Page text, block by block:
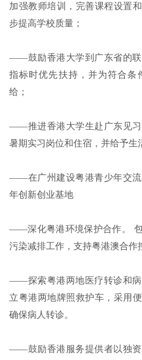
加强教师培训，完善课程设置
步提高学校质量；
——鼓励香港大学到广东省的联
指标时优先扶持，并为符合条
给；
——推进香港大学生赴广东见
暑期实习岗位和住宿，并给予生
——在广州建设粤港青少年交
年创新创业基地
——深化粤港环境保护合作。
污染减排工作，支持粤港澳合作
——探索粤港两地医疗转诊和
立粤港两地牌照救护车，采用
确保病人转诊。
——鼓励香港服务提供者以独